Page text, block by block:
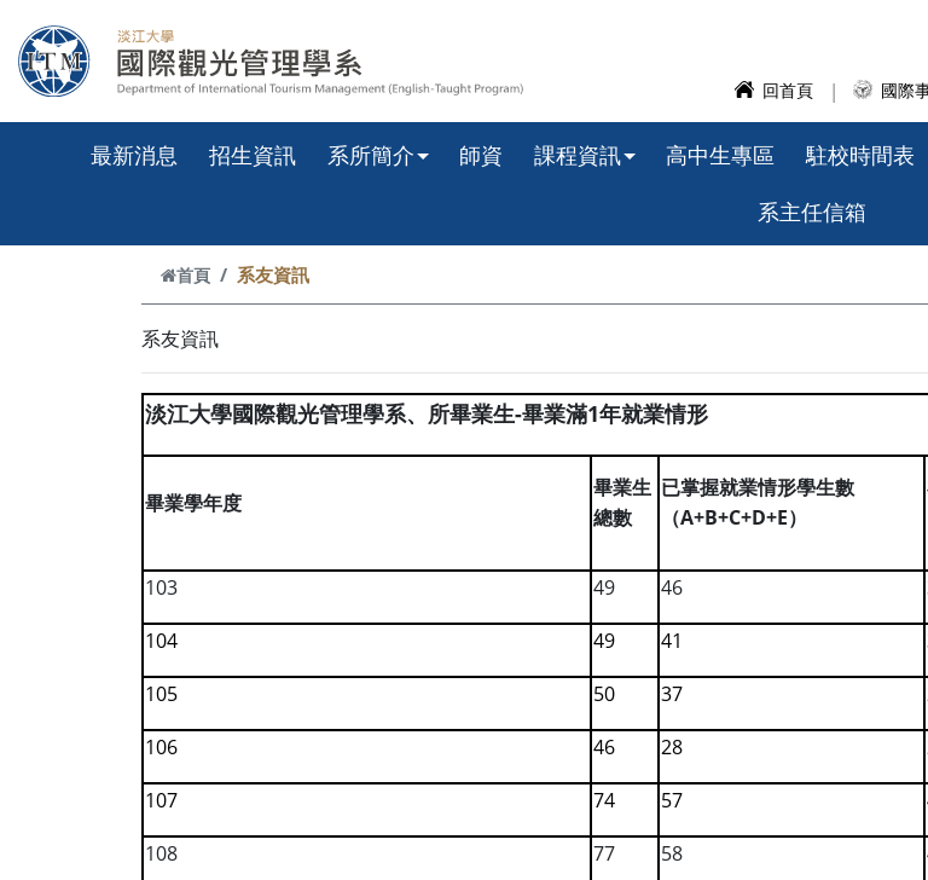
回首頁 國際
最新消息 招生資訊 系所簡介 師資 課程資訊 高中生專區 駐校時間表
系主任信箱
首頁 系友資訊
系友資訊
淡江大學國際觀光管理學系、所畢業生-畢業滿1年就業情形
畢業學年度
畢業生
總數
已掌握就業情形學生數
（A+B+C+D+E）
103 49 46
104
49 41
105
50 37
106
46 28
107
74 57
108
77 58